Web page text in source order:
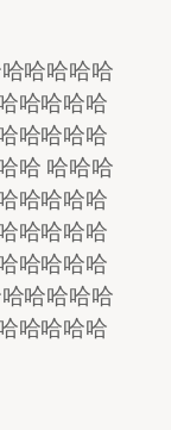
哈哈哈哈
哈哈哈哈
哈哈哈哈
哈 哈哈哈
哈哈哈哈
哈哈哈哈
哈哈哈哈
哈哈哈哈
哈哈哈哈